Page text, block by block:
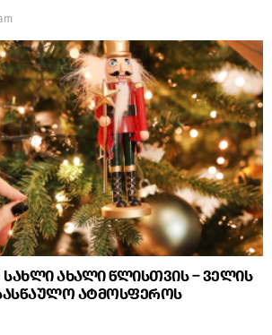
ახალი წლისთვის – ველის
ატმოსფეროს